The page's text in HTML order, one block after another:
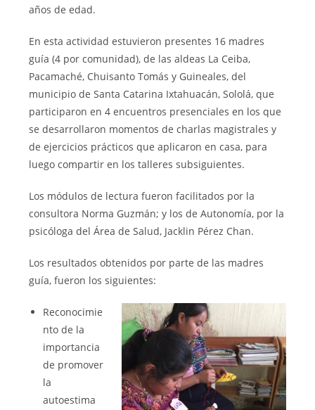
años de edad.
En esta actividad estuvieron presentes 16 madres
guía (4 por comunidad), de las aldeas La Ceiba,
Pacamaché, Chuisanto Tomás y Guineales, del
municipio de Santa Catarina Ixtahuacán, Sololá, que
participaron en 4 encuentros presenciales en los que
se desarrollaron momentos de charlas magistrales y
de ejercicios prácticos que aplicaron en casa, para
luego compartir en los talleres subsiguientes.
Los módulos de lectura fueron facilitados por la
consultora Norma Guzmán; y los de Autonomía, por la
psicóloga del Área de Salud, Jacklin Pérez Chan.
Los resultados obtenidos por parte de las madres
guía, fueron los siguientes:
Reconocimie
nto de la
importancia
de promover
la
autoestima